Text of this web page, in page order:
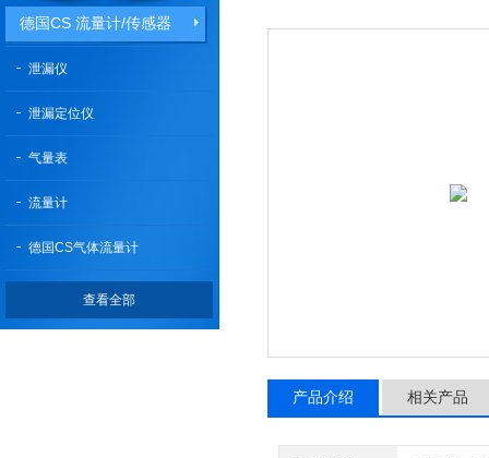
德国CS 流量计/传感器
泄漏仪
泄漏定位仪
气量表
流量计
德国CS气体流量计
查看全部
产品介绍 相关产品